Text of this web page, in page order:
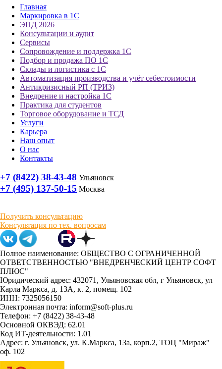
Главная
Маркировка в 1С
ЭПД 2026
Консультации и аудит
Сервисы
Сопровождение и поддержка 1С
Подбор и продажа ПО 1С
Склады и логистика с 1С
Автоматизация производства и учёт себестоимости
Антикризисный РП (ТРИЗ)
Внедрение и настройка 1С
Практика для студентов
Торговое оборудование и ТСД
Услуги
Карьера
Наш опыт
О нас
Контакты
+7 (8422) 38-43-48 Ульяновск
+7 (495) 137-50-15 Москва
Получить консультацию
Консультация по тех. вопросам
Полное наименование: ОБЩЕСТВО С ОГРАНИЧЕННОЙ
ОТВЕТСТВЕННОСТЬЮ "ВНЕДРЕНЧЕСКИЙ ЦЕНТР СОФТ
ПЛЮС"
Юридический адрес: 432071, Ульяновская обл, г Ульяновск, ул
Карла Маркса, д. 13А, к. 2, помещ. 102
ИНН: 7325056150
Электронная почта: inform@soft-plus.ru
Телефон: +7 (8422) 38-43-48
Основной ОКВЭД: 62.01
Код ИТ-деятельности: 1.01
Адрес: г. Ульяновск, ул. К.Маркса, 13а, корп.2, ТОЦ "Мираж"
оф. 102